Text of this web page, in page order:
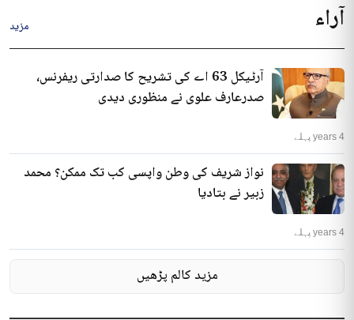
آراء مزید
آرٹیکل 63 اے کی تشریح کا صدارتی ریفرنس،
صدرعارف علوی نے منظوری دیدی
4 years پہلے
نواز شریف کی وطن واپسی کب تک ممکن؟ محمد
زبیر نے بتادیا
4 years پہلے
مزید کالم پڑھیں